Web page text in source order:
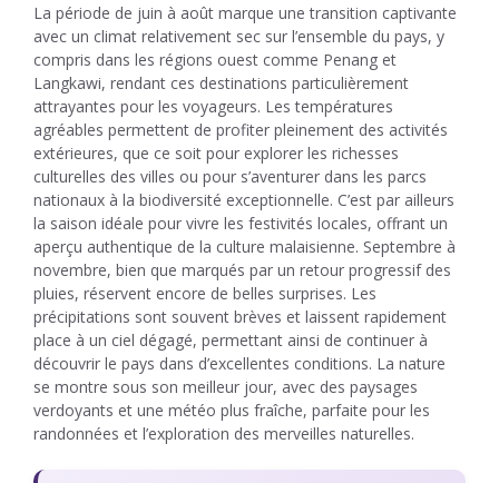
La période de juin à août marque une transition captivante
avec un climat relativement sec sur l’ensemble du pays, y
compris dans les régions ouest comme Penang et
Langkawi, rendant ces destinations particulièrement
attrayantes pour les voyageurs. Les températures
agréables permettent de profiter pleinement des activités
extérieures, que ce soit pour explorer les richesses
culturelles des villes ou pour s’aventurer dans les parcs
nationaux à la biodiversité exceptionnelle. C’est par ailleurs
la saison idéale pour vivre les festivités locales, offrant un
aperçu authentique de la culture malaisienne. Septembre à
novembre, bien que marqués par un retour progressif des
pluies, réservent encore de belles surprises. Les
précipitations sont souvent brèves et laissent rapidement
place à un ciel dégagé, permettant ainsi de continuer à
découvrir le pays dans d’excellentes conditions. La nature
se montre sous son meilleur jour, avec des paysages
verdoyants et une météo plus fraîche, parfaite pour les
randonnées et l’exploration des merveilles naturelles.